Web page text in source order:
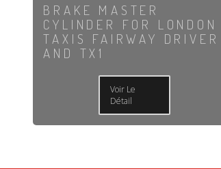
BRAKE MASTER
CYLINDER FOR LONDON
TAXIS FAIRWAY DRIVER
AND TX1
Voir Le
Détail